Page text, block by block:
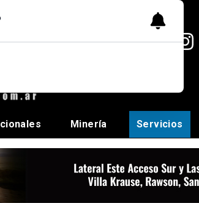
Minería Servicios